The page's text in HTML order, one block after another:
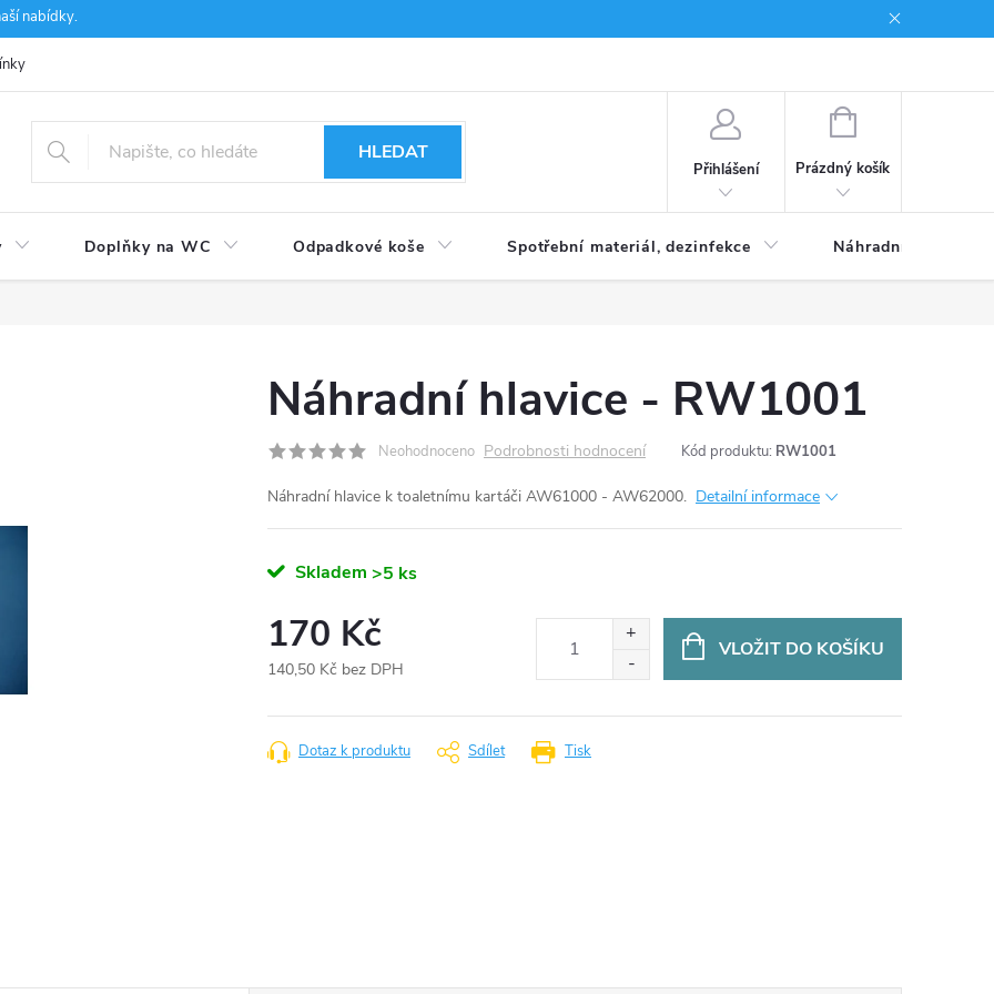
nabídky.
HLEDAT
Přihlášení
NÁKUPNÍ
Prázdný košík
Doplňky na WC Odpadkové koše Spotřební materiál, dezinfekce Náhradní díly
Náhradní hlavice - RW1001
Neohodnoceno Podrobnosti hodnocení Kód produktu: RW1001
Náhradní hlavice k toaletnímu kartáči AW61000 - AW62000. Detailní informace
Skladem >5 ks
170 Kč
140,50 Kč bez DPH
cena:
VLOŽIT DO KOŠÍKU
Tisk
Dotaz k produktu Sdílet